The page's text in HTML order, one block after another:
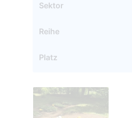
Sektor
Reihe
Platz